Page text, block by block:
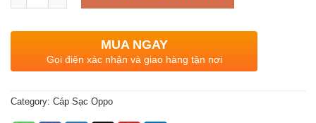
MUA NGAY
Gọi điện xác nhận và giao hàng tận nơi
Category: Cáp Sạc Oppo